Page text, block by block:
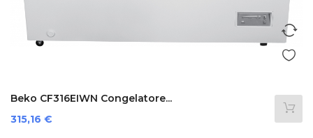
Beko CF316EIWN Congelatore...
Prezzo
315,16 €